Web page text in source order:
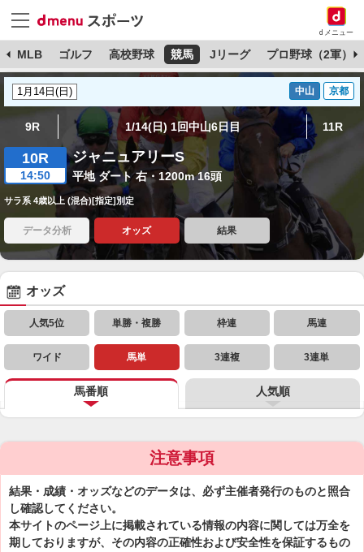
dメニュー
MLB ゴルフ 高校野球 競馬 Jリーグ プロ野球（2軍）
中山 京都
9R 1/14(日) 1回中山6日目 11R
10R
14:50
ジャニュアリーS
平地 ダート 右・1200m 16頭
サラ系 4歳以上 (混合)[指定]別定
データ分析 オッズ 結果
オッズ
人気5位 単勝・複勝 枠連 馬連
ワイド 馬単 3連複 3連単
馬番順 人気順
注意事項
結果・成績・オッズなどのデータは、必ず主催者発行のものと照合
し確認してください。
本サイトのページ上に掲載されている情報の内容に関しては万全を
期しておりますが、その内容の正確性および安全性を保証するもの